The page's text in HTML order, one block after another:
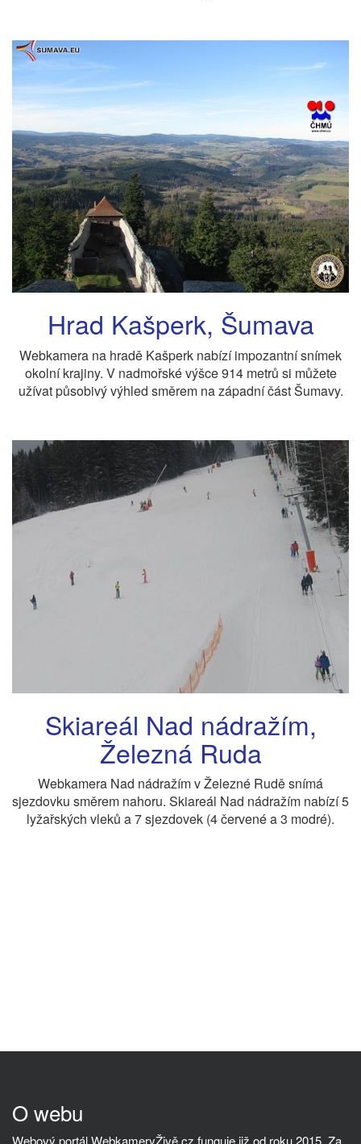
Hrad Kašperk, Šumava
Webkamera na hradě Kašperk nabízí impozantní snímek
okolní krajiny. V nadmořské výšce 914 metrů si můžete
užívat působivý výhled směrem na západní část Šumavy.
Skiareál Nad nádražím,
Železná Ruda
Webkamera Nad nádražím v Železné Rudě snímá
sjezdovku směrem nahoru. Skiareál Nad nádražím nabízí 5
lyžařských vleků a 7 sjezdovek (4 červené a 3 modré).
O webu
Webový portál WebkameryŽivě.cz funguje již od roku 2015. Za